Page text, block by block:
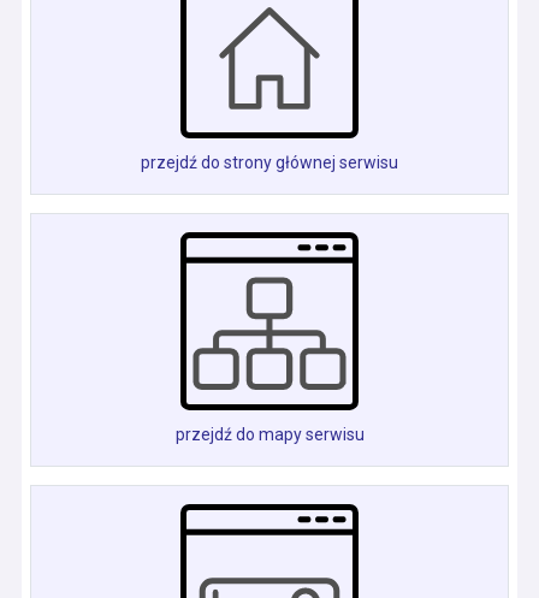
przejdź do strony głównej serwisu
przejdź do mapy serwisu